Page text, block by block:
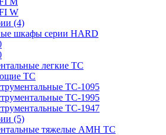
W
(4)
шкафы серии HARD
легкие ТС
ТС
TC-1095
TC-1995
ТС-1947
(5)
тяжелые AMH TC